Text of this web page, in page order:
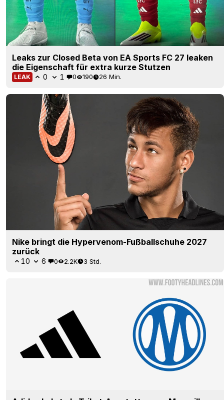
Leaks zur Closed Beta von EA Sports FC 27 leaken
die Eigenschaft für extra kurze Stutzen
LEAK 0 1 0 190 26 Min.
Nike bringt die Hypervenom-Fußballschuhe 2027
zurück
10 6 0 2.2K 3 Std.